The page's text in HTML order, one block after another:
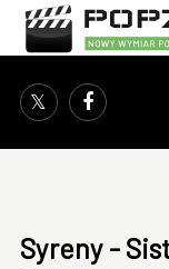
Syreny -